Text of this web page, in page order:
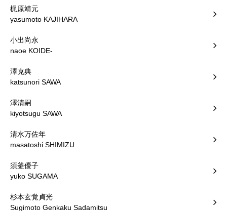
梶原靖元
yasumoto KAJIHARA
小出尚永
naoe KOIDE-
澤克典
katsunori SAWA
澤清嗣
kiyotsugu SAWA
清水万佐年
masatoshi SHIMIZU
須釜優子
yuko SUGAMA
杉本玄覚貞光
Sugimoto Genkaku Sadamitsu